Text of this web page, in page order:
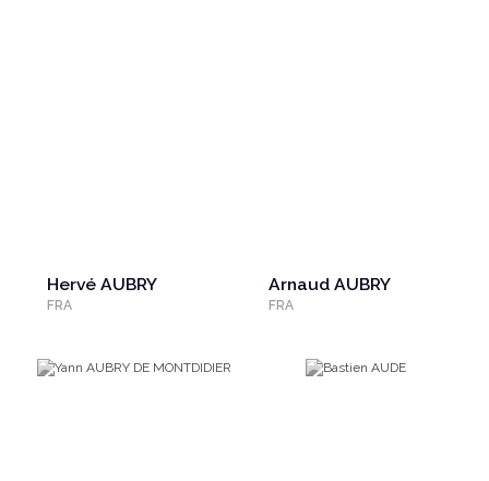
Hervé AUBRY
FRA
Arnaud AUBRY
FRA